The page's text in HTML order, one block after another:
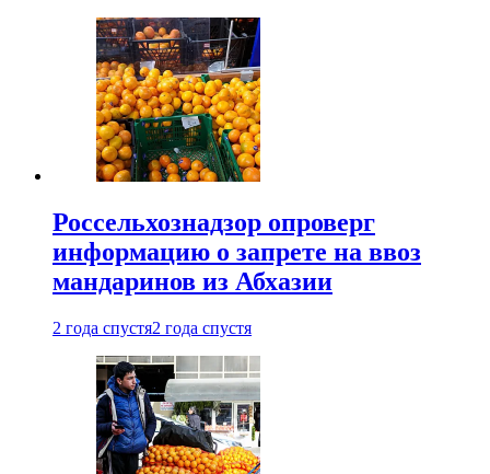
Россельхознадзор опроверг
информацию о запрете на ввоз
мандаринов из Абхазии
2 года спустя2 года спустя